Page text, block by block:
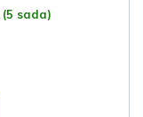
(5 sada)